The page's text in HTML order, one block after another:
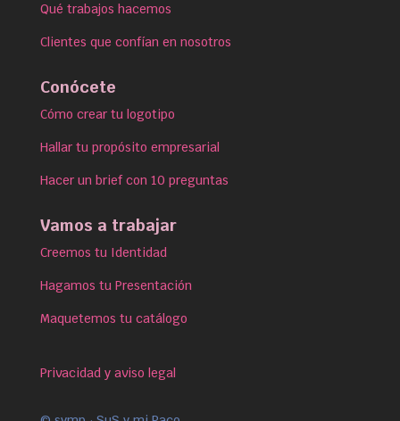
Qué trabajos hacemos
Clientes que confían en nosotros
Conócete
Cómo crear tu logotipo
Hallar tu propósito empresarial
Hacer un brief con 10 preguntas
Vamos a trabajar
Creemos tu Identidad
Hagamos tu Presentación
Maquetemos tu catálogo
Privacidad y aviso legal